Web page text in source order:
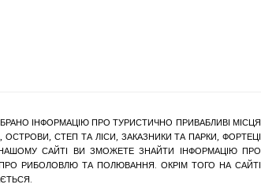
ІНФОРМАЦІЮ ПРО ТУРИСТИЧНО ПРИВАБЛИВІ МІСЦЯ
СТЕП ТА ЛІСИ, ЗАКАЗНИКИ ТА ПАРКИ, ФОРТЕЦІ
САЙТІ ВИ ЗМОЖЕТЕ ЗНАЙТИ ІНФОРМАЦІЮ ПРО
РИБОЛОВЛЮ ТА ПОЛЮВАННЯ. ОКРІМ ТОГО НА САЙТІ